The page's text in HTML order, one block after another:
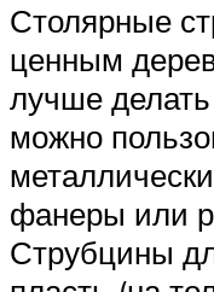
Столярные
ценным
лучше
можно
фанеры или
Струбцины